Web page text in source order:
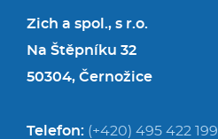
Zich a spol., s r.o.
Na Štěpníku 32
50304, Černožice
Telefon: (+420) 495 422 199